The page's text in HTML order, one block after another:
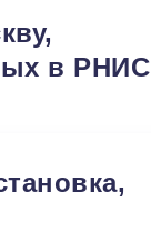
в РНИС